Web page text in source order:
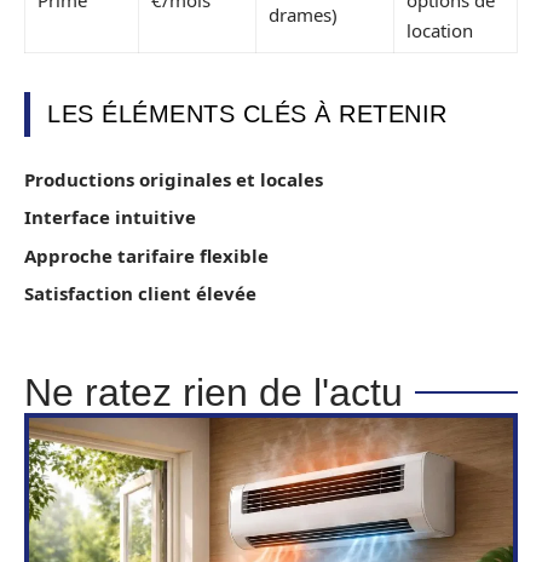
drames)
location
LES ÉLÉMENTS CLÉS À RETENIR
Productions originales et locales
Interface intuitive
Approche tarifaire flexible
Satisfaction client élevée
Ne ratez rien de l'actu